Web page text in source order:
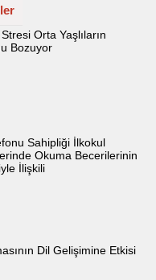
Orta Yaşlıların
Bozuyor
Sahipliği İlkokul
Okuma Becerilerinin
İlişkili
Dil Gelişimine Etkisi